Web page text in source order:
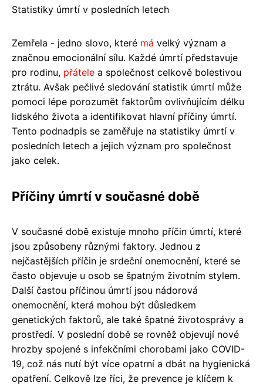
Statistiky úmrtí v posledních letech
Zemřela - jedno slovo, které má velký význam a
značnou emocionální sílu. Každé úmrtí představuje
pro rodinu, přátele a společnost celkově bolestivou
ztrátu. Avšak pečlivé sledování statistik úmrtí může
pomoci lépe porozumět faktorům ovlivňujícím délku
lidského života a identifikovat hlavní příčiny úmrtí.
Tento podnadpis se zaměřuje na statistiky úmrtí v
posledních letech a jejich význam pro společnost
jako celek.
Příčiny úmrtí v současné době
V současné době existuje mnoho příčin úmrtí, které
jsou způsobeny různými faktory. Jednou z
nejčastějších příčin je srdeční onemocnění, které se
často objevuje u osob se špatným životním stylem.
Další častou příčinou úmrtí jsou nádorová
onemocnění, která mohou být důsledkem
genetických faktorů, ale také špatné životosprávy a
prostředí. V poslední době se rovněž objevují nové
hrozby spojené s infekčními chorobami jako COVID-
19, což nás nutí být více opatrní a dbát na hygienická
opatření. Celkově lze říci, že prevence je klíčem k